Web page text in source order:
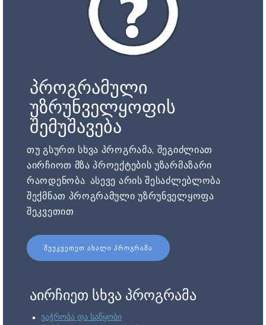
პროგრამული
უზრუნველყოფის
შემუშავება
თუ გსურთ სხვა პროგრამა, შეგიძლიათ
აირჩიოთ მზა პროექტების უზარმაზარი
რაოდენობა. ასევე არის შესაძლებლობა
შექმნათ პროგრამული უზრუნველყოფა
შეკვეთით.
ᲨᲔᲣᲙᲕᲔᲗᲔᲗ ᲐᲮᲐᲚᲘ ᲞᲠᲝᲒᲠᲐᲛᲐ
აირჩიეთ სხვა პროგრამა
ვაჭრობა და საწყობი